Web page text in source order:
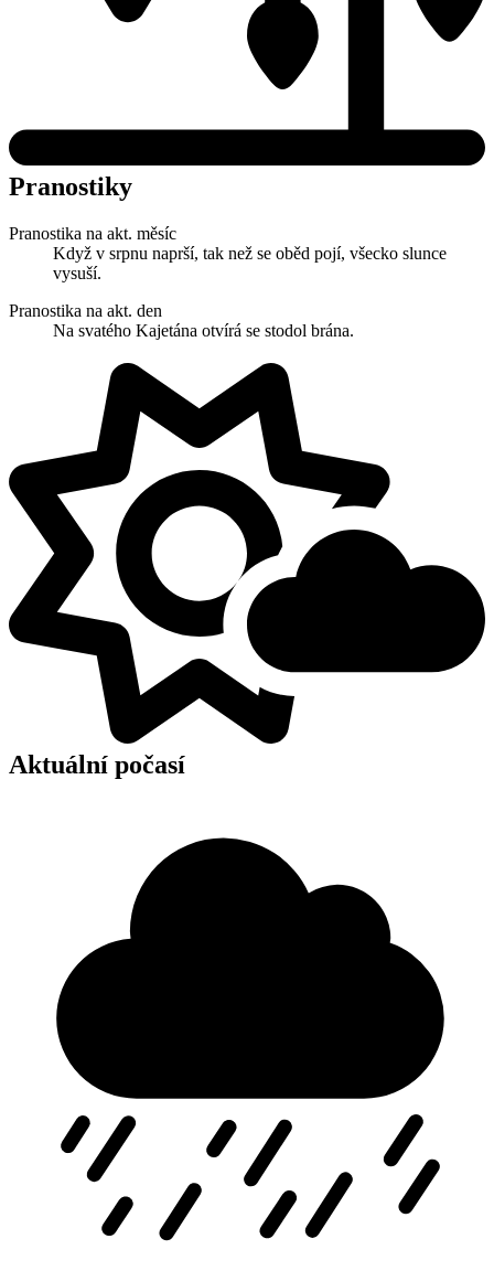
Pranostiky
Pranostika na akt. měsíc
Když v srpnu naprší, tak než se oběd pojí, všecko slunce
vysuší.
Pranostika na akt. den
Na svatého Kajetána otvírá se stodol brána.
Aktuální počasí